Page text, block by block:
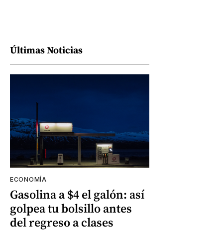
Últimas Noticias
ECONOMÍA
Gasolina a $4 el galón: así
golpea tu bolsillo antes
del regreso a clases